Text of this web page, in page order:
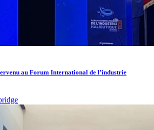
au Forum International de l’industrie